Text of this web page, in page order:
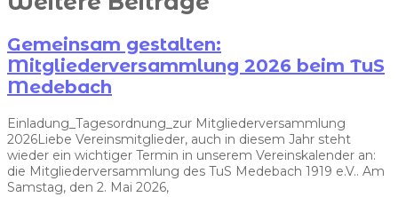
Gemeinsam gestalten:
Mitgliederversammlung 2026 beim TuS
Medebach
Einladung_Tagesordnung_zur Mitgliederversammlung
2026Liebe Vereinsmitglieder, auch in diesem Jahr steht
wieder ein wichtiger Termin in unserem Vereinskalender an:
die Mitgliederversammlung des TuS Medebach 1919 e.V.. Am
Samstag, den 2. Mai 2026,